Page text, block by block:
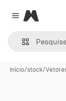
Close menu
Magnific
Início/stock/